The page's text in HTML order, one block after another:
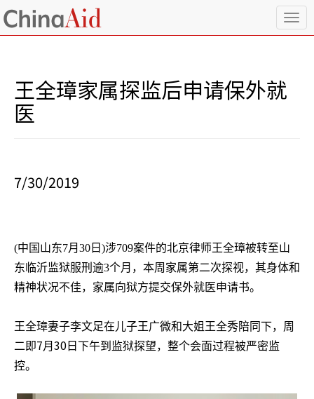
T
o
王全璋家属探监后申请保外就
医
7/30/2019
(中国山东7月 30 日 )涉709案件的北京律师王全璋被转至山
东临沂监狱服刑逾3个月，本周家属第二次探视，其身体和
精神状况不佳，家属向狱方提交保外就医申请书。
王全璋妻子李文足在儿子王广微和大姐王全秀陪同下，周
二即7月 30 日下午到监狱探望，整个会面过程被严密监
控。